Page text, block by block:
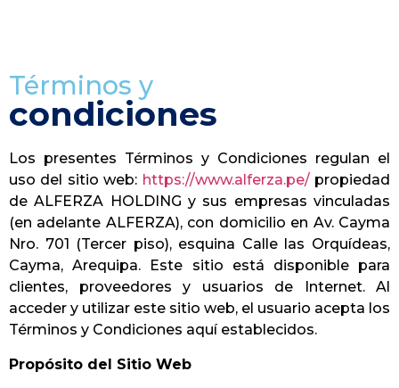
Términos y
condiciones
Los presentes Términos y Condiciones regulan el
uso del sitio web: https://www.alferza.pe/propiedad
de ALFERZA HOLDING y sus empresas vinculadas
(en adelante ALFERZA), con domicilio en Av. Cayma
Nro. 701 (Tercer piso), esquina Calle las Orquídeas,
Cayma, Arequipa. Este sitio está disponible para
clientes, proveedores y usuarios de Internet. Al
acceder y utilizar este sitio web, el usuario acepta los
Términos y Condiciones aquí establecidos.
Propósito del Sitio Web